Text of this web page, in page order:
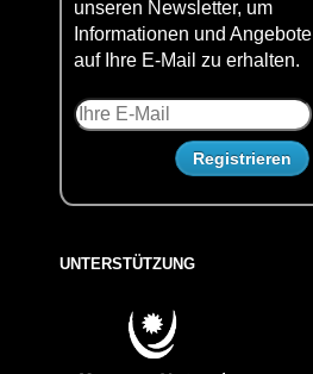
unseren Newsletter, um
Informationen und Angebote
auf Ihre E-Mail zu erhalten.
UNTERSTÜTZUNG